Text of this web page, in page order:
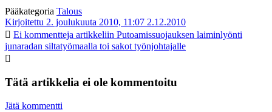
Pääkategoria Talous
Kirjoitettu 2. joulukuuta 2010, 11:07 2.12.2010
Ei kommentteja artikkeliin Putoamissuojauksen laiminlyönti
junaradan siltatyömaalla toi sakot työnjohtajalle
Tätä artikkelia ei ole kommentoitu
Jätä kommentti